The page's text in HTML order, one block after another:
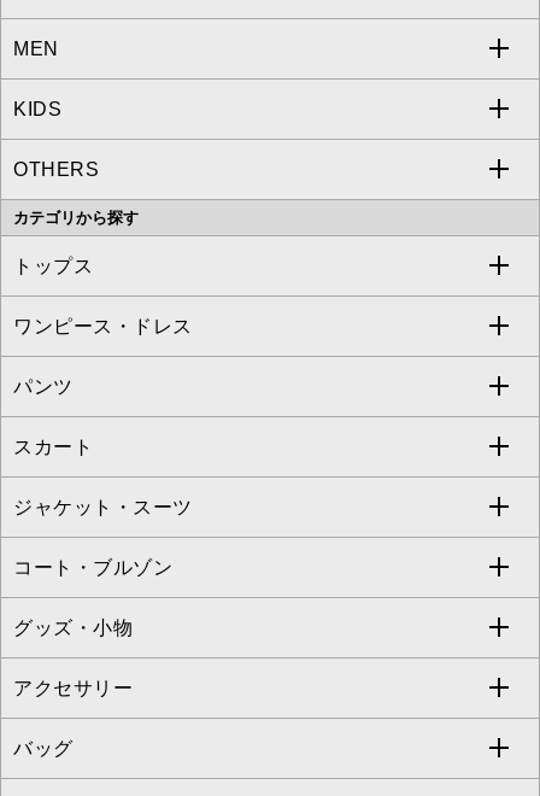
a.v.v
MICHEL KLEIN
MK MICHEL KLEIN
OFUON le MK
MEN
a.v.v
MICHEL KLEIN HOMME
MK MICHEL KLEIN HOMME
KIDS
a.v.v
OTHERS
MK MICHEL KLEIN BAG
カテゴリから探す
トップス
すべてのトップス
カットソー・Tシャツ
ブラウス・シャツ
ニット・セーター
カーディガン
アンサンブルセット
ベスト・ジレ
パーカー
ワンピース・ドレス
すべてのワンピース・ドレス
ワンピース
ドレス
チュニック
ジャンパースカート
その他のワンピース・ドレス
パンツ
すべてのパンツ
フルレングスパンツ
クロップド・半端丈パンツ
ガウチョ・ワイドパンツ
ハーフ・ショート丈パンツ
サロペット・オールインワン
スカート
すべてのスカート
ロング・マキシ丈スカート
ひざ丈スカート
ミモレ丈スカート
ショート・ミニ丈スカート
ジャケット・スーツ
すべてのジャケット・スーツ
テーラードジャケット
ノーカラージャケット
セットアップ
コート・ブルゾン
すべてのコート・ブルゾン
トレンチコート
ピーコート
グッズ・小物
すべてのグッズ・小物
マスク
アクセサリー
すべてのアクセサリー
バッグ